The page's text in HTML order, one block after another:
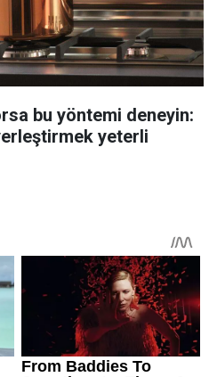
bu yöntemi deneyin:
yeterli